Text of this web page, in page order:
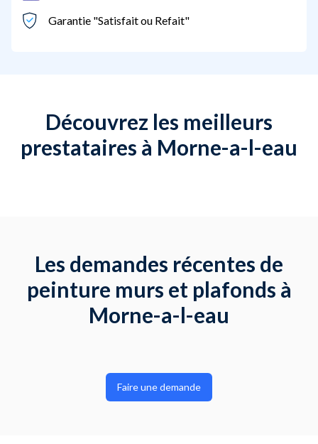
Garantie "Satisfait ou Refait"
Découvrez les meilleurs
prestataires à Morne-a-l-eau
Les demandes récentes de
peinture murs et plafonds à
Morne-a-l-eau
Faire une demande